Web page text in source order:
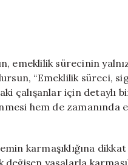
emeklilik sürecinin
“Emeklilik süreci,
çalışanlar için detaylı
hem de zamanında
karmaşıklığına
yasalarla